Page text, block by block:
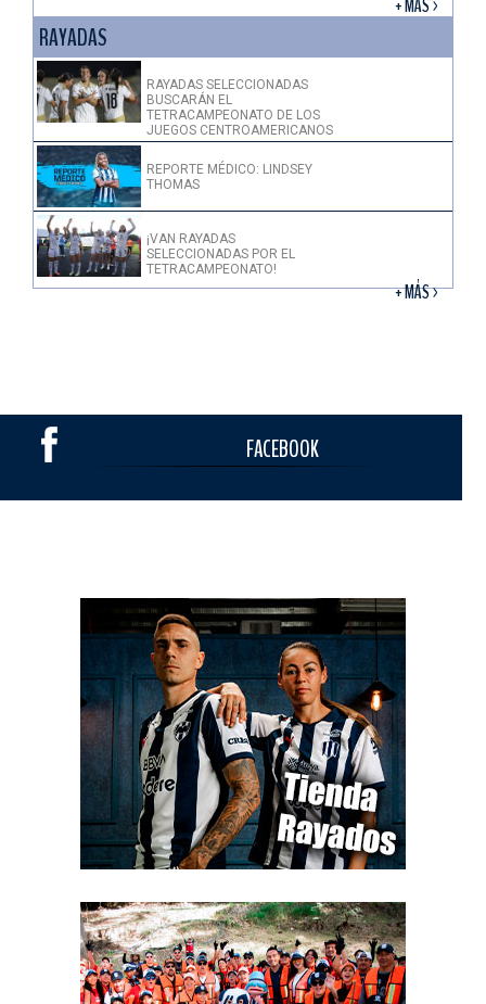
+ MÁS >
RAYADAS
RAYADAS SELECCIONADAS
BUSCARÁN EL
TETRACAMPEONATO DE LOS
JUEGOS CENTROAMERICANOS
REPORTE MÉDICO: LINDSEY
THOMAS
¡VAN RAYADAS
SELECCIONADAS POR EL
TETRACAMPEONATO!
+ MÁS >
FACEBOOK